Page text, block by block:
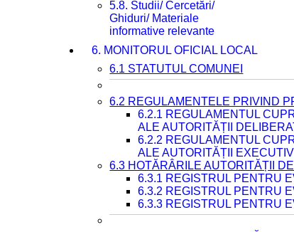
5.8. Studii/ Cercetări/
Ghiduri/ Materiale
informative relevante
6. MONITORUL OFICIAL LOCAL
6.1 STATUTUL COMUNEI
6.2 REGULAMENTELE PRIVIND
6.2.1 REGULAMENTUL
ALE AUTORITĂȚII
6.2.2 REGULAMENTUL
ALE AUTORITĂȚII
6.3 HOTĂRÂRILE AUTORITĂȚII
6.3.1 REGISTRUL PENTRU
6.3.2 REGISTRUL PENTRU
6.3.3 REGISTRUL PENTRU